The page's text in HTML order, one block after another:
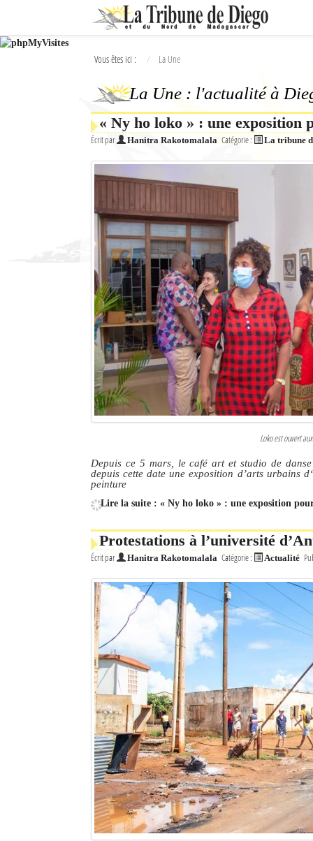
Ok
L'actualité à Diego Suarez
Le Nord de Madagascar
L'actualité du tourisme
Diego Suarez Pratique
Les Petites Annonces
La Tribune de Diego en PDF
Vous êtes ici : La Une
La Une : l'actualité à
« Ny ho loko » : une exposition
Écrit par Hanitra Rakotomalala Catégorie : La tribune
Loko est ouvert
Depuis ce 5 mars, le café art et studio de
depuis cette date une exposition d’arts urbains
peinture
Lire la suite : « Ny ho loko » : une exposition
Protestations à l’université
Écrit par Hanitra Rakotomalala Catégorie : Actualité